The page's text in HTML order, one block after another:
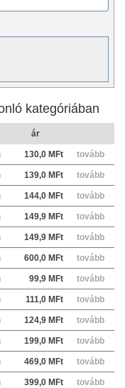
kategóriában
ár
130,0 MFt tovább
139,0 MFt tovább
144,0 MFt tovább
149,9 MFt tovább
149,9 MFt tovább
600,0 MFt tovább
99,9 MFt tovább
111,0 MFt tovább
124,9 MFt tovább
199,0 MFt tovább
469,0 MFt tovább
399,0 MFt tovább